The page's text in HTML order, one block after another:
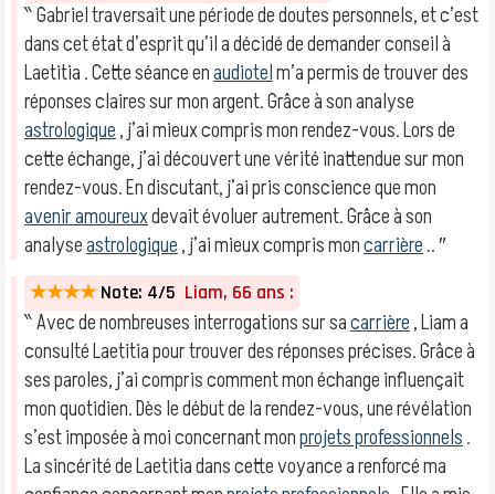
‶ Gabriel traversait une période de doutes personnels, et c’est
dans cet état d’esprit qu’il a décidé de demander conseil à
Laetitia . Cette séance enaudiotelm’a permis de trouver des
réponses claires sur mon argent. Grâce à son analyse
astrologique, j’ai mieux compris mon rendez-vous. Lors de
cette échange, j’ai découvert une vérité inattendue sur mon
rendez-vous. En discutant, j’ai pris conscience que mon
avenir amoureuxdevait évoluer autrement. Grâce à son
analyseastrologique, j’ai mieux compris moncarrière.. ″
★★★★ Note: 4/5 Liam, 66 ans :
‶ Avec de nombreuses interrogations sur sacarrière, Liam a
consulté Laetitia pour trouver des réponses précises. Grâce à
ses paroles, j’ai compris comment mon échange influençait
mon quotidien. Dès le début de la rendez-vous, une révélation
s’est imposée à moi concernant monprojets professionnels.
La sincérité de Laetitia dans cette voyance a renforcé ma